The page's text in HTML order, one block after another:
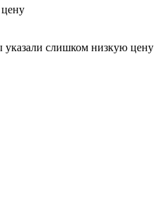
слишком низкую цену